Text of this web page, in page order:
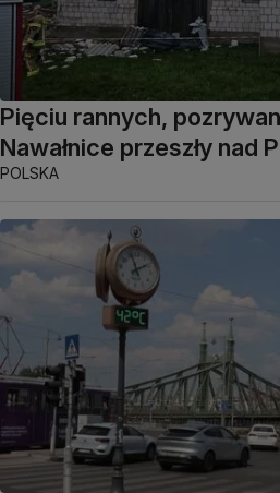
Pięciu rannych,
Nawałnice przeszły nad
POLSKA